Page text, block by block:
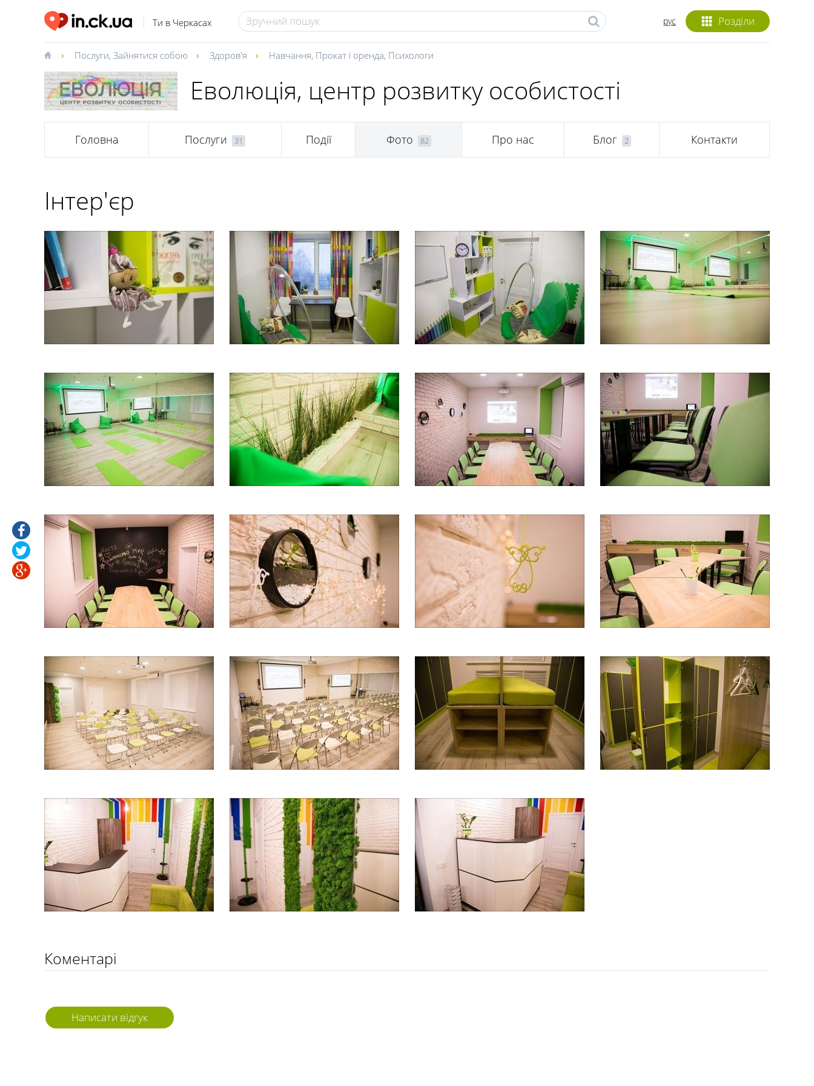
Ти в Черкасах Розділи
рус
Послуги, Зайнятися собою Здоров'я Навчання, Прокат і оренда, Психологи
Еволюція, центр розвитку особистості
Головна Послуги 31 Події Фото 82 Про нас Блог 2 Контакти
Інтер'єр
Коментарі
Написати відгук